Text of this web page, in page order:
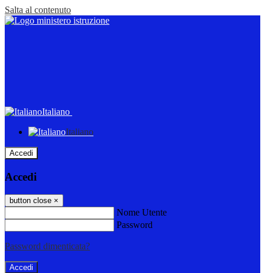
Salta al contenuto
Italiano
Italiano
Accedi
Accedi
button close ×
Nome Utente
Password
Password dimenticata?